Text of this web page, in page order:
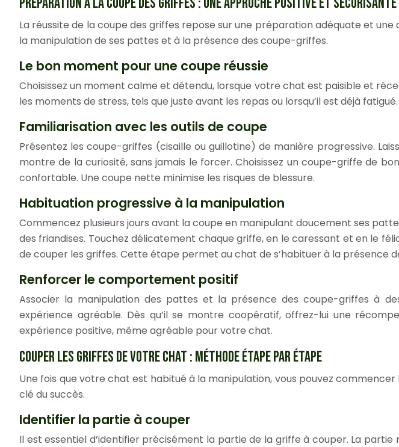
La réussite de la coupe des griffes repose sur une préparation adéquate et
la manipulation de ses pattes et à la présence des coupe-griffes.
Le bon moment pour une coupe réussie
Choisissez un moment calme et détendu, lorsque votre chat est paisible et
les moments de stress, tels que juste avant les repas ou lorsqu’il est déjà
Familiarisation avec les outils de coupe
Présentez les coupe-griffes (cisaille ou guillotine) de manière progressive.
montre de la curiosité, sans jamais le forcer. Choisissez un coupe-griffe de
confortable. Une coupe nette minimise les risques de blessure.
Habituation progressive à la manipulation
Commencez plusieurs jours avant la coupe en manipulant doucement ses
des friandises. Touchez délicatement chaque griffe, en le caressant et en le
de couper les griffes. Cette étape permet au chat de s’habituer à la présence
Renforcer le comportement positif
Associer la manipulation des pattes et la présence des coupe-griffes à
expérience agréable. Dès qu’il se montre coopératif, offrez-lui une
expérience positive, même agréable pour votre chat.
COUPER LES GRIFFES DE VOTRE CHAT : MÉTHODE ÉTAPE PAR ÉTAPE
Une fois que votre chat est habitué à la manipulation, vous pouvez
clé du succès.
Identifier la partie à couper
Il est essentiel d’identifier précisément la partie de la griffe à couper. La